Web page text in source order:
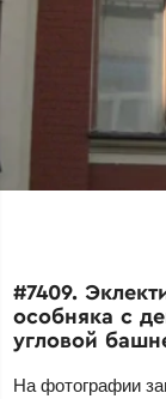
#7409.
особняка с
угловой
На фотографии